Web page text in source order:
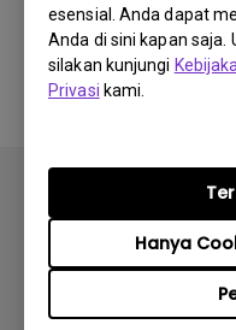
esensial. Anda dapat
Anda di sini kapan saja.
silakan kunjungi
Privasi kami.
Hanya
Tidak
Berlangganan